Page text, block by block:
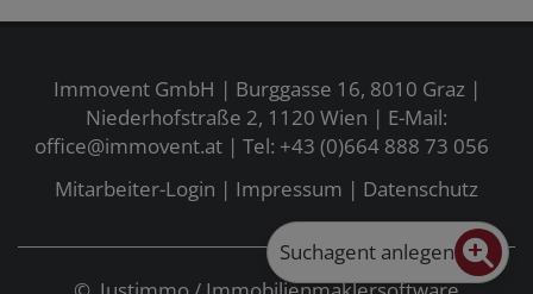
Immovent GmbH | Burggasse 16, 8010 Graz |
Niederhofstraße 2, 1120 Wien | E-Mail:
office@immovent.at | Tel: +43 (0)664 888 73 056
Mitarbeiter-Login | Impressum | Datenschutz
Suchagent anlegen